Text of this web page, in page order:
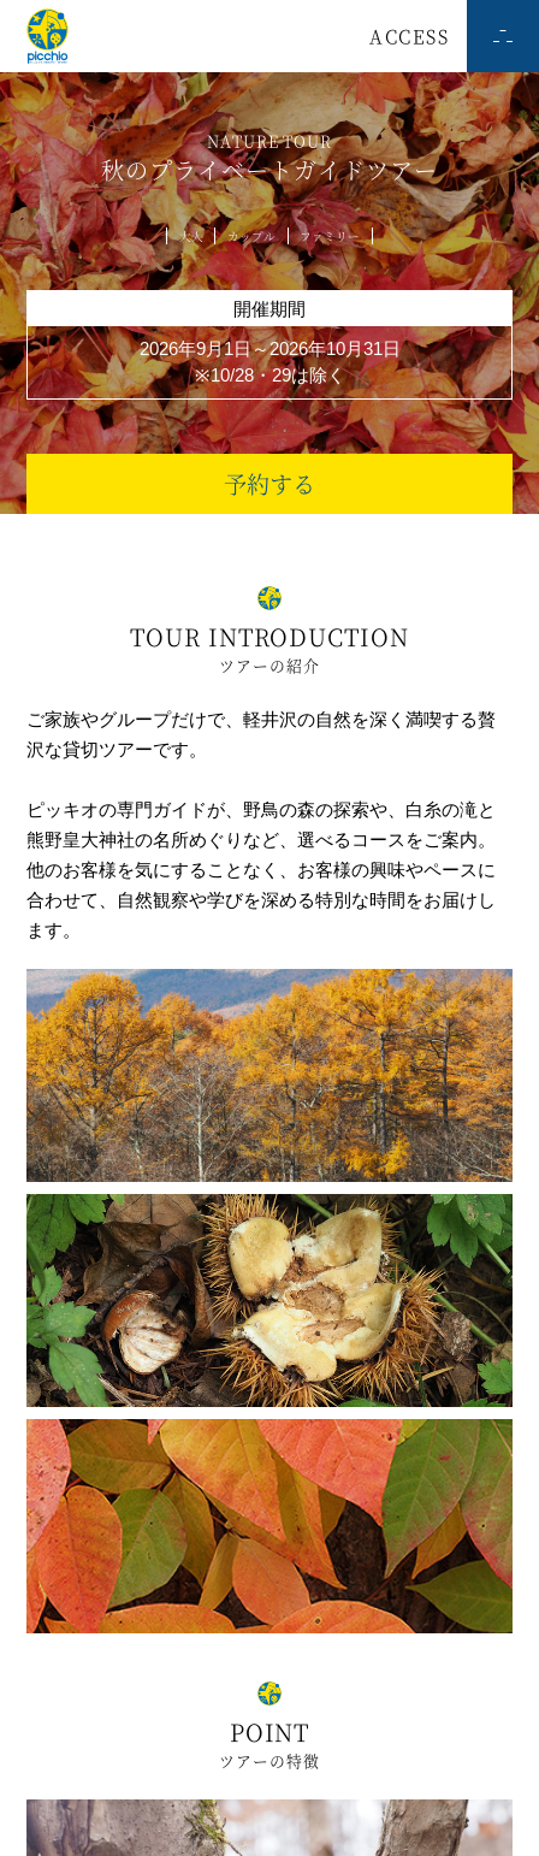
ACCESS
NATURE TOUR
秋のプライベートガイドツアー
大人 カップル ファミリー
開催期間
2026年9月1日～2026年10月31日
※10/28・29は除く
予約する
TOUR INTRODUCTION
ツアーの紹介
ご家族やグループだけで、軽井沢の自然を深く満喫する贅
沢な貸切ツアーです。
ピッキオの専門ガイドが、野鳥の森の探索や、白糸の滝と
熊野皇大神社の名所めぐりなど、選べるコースをご案内。
他のお客様を気にすることなく、お客様の興味やペースに
合わせて、自然観察や学びを深める特別な時間をお届けし
ます。
POINT
ツアーの特徴